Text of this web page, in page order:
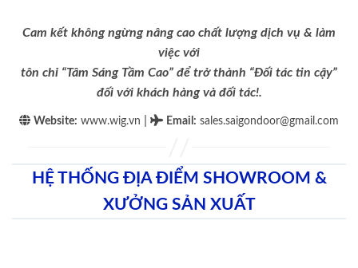
Cam kết không ngừng nâng cao chất lượng dịch vụ & làm
việc với
tôn chỉ “Tâm Sáng Tầm Cao” để trở thành “Đối tác tin cậy”
đối với khách hàng và đối tác!.
Website: www.wig.vn Email : sales.saigondoor@gmail.com
HỆ THỐNG ĐỊA ĐIỂM SHOWROOM &
XƯỞNG SẢN XUẤT